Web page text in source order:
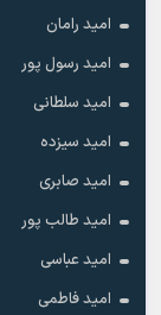
امید رامان
امید رسول پور
امید سلطانی
امید سیزده
امید صابری
امید طالب پور
امید عباسی
امید فاطمی